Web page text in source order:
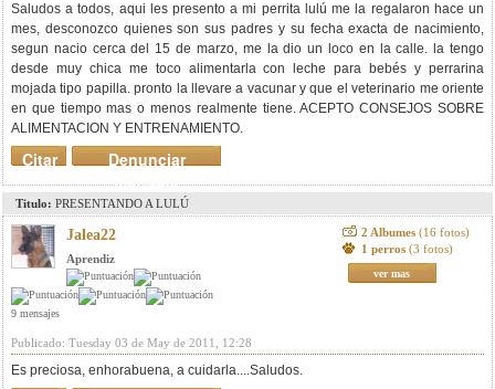
Saludos a todos, aqui les presento a mi perrita lulú me la regalaron hace un
mes, desconozco quienes son sus padres y su fecha exacta de nacimiento,
segun nacio cerca del 15 de marzo, me la dio un loco en la calle. la tengo
desde muy chica me toco alimentarla con leche para bebés y perrarina
mojada tipo papilla. pronto la llevare a vacunar y que el veterinario me oriente
en que tiempo mas o menos realmente tiene. ACEPTO CONSEJOS SOBRE
ALIMENTACION Y ENTRENAMIENTO.
Denunciar
mensaje
Citar
Titulo: PRESENTANDO A LULÚ
Jalea22
Aprendiz
9 mensajes
2 Albumes (16 fotos)
1 perros (3 fotos)
ver mas
Publicado: Tuesday 03 de May de 2011, 12:28
Es preciosa, enhorabuena, a cuidarla....Saludos.